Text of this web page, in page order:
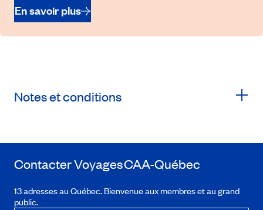
En savoir plus
Notes et conditions
Contacter VoyagesCAA-Québec
13 adresses au Québec. Bienvenue aux membres et au grand
public.